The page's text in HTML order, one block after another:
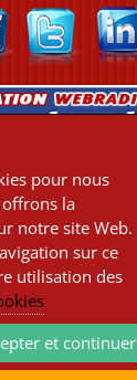
PAIEMENTS
pour nous
la
notre site Web.
sur ce
utilisation des
et continuer